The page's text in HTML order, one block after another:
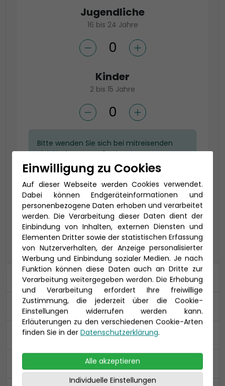
Jugendliche
16 bis 24 Jahre
Kinder
2 bis 15 Jahre
Bitte wenden Sie sich bei mitreisenden
Kleinkindern unter 2 Jahren an unser
Kreuzfahrtenteam unter03496/502130
Wählen Sie Ihre gewünschte
Kategorie
Kabine
An- und Abreise
Ihre Daten
Reiseversicherung
Einwilligung zu Cookies
Auf dieser Webseite werden Cookies verwendet.
Dabei können Endgeräteinformationen und
personenbezogene Daten erhoben und verarbeitet
werden. Die Verarbeitung dieser Daten dient der
Einbindung von Inhalten, externen Diensten und
Elementen Dritter sowie der statistischen Erfassung
von Nutzerverhalten, der Anzeige personalisierter
Werbung und Einbindung sozialer Medien. Je nach
Funktion können diese Daten auch an Dritte zur
Verarbeitung weitergegeben werden. Die Erhebung
und Verarbeitung erfordert Ihre freiwillige
Zustimmung, die jederzeit über die Cookie-
Einstellungen widerrufen werden kann.
Erläuterungen zu den verschiedenen Cookie-Arten
finden Sie in der Datenschutzerklärung.
Alle akzeptieren
Individuelle Einstellungen